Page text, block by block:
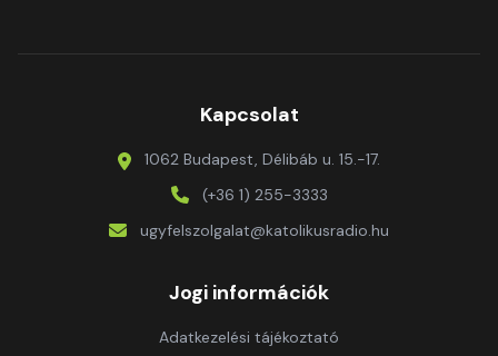
Kapcsolat
1062 Budapest, Délibáb u. 15.-17.
(+36 1) 255-3333
ugyfelszolgalat@katolikusradio.hu
Jogi információk
Adatkezelési tájékoztató